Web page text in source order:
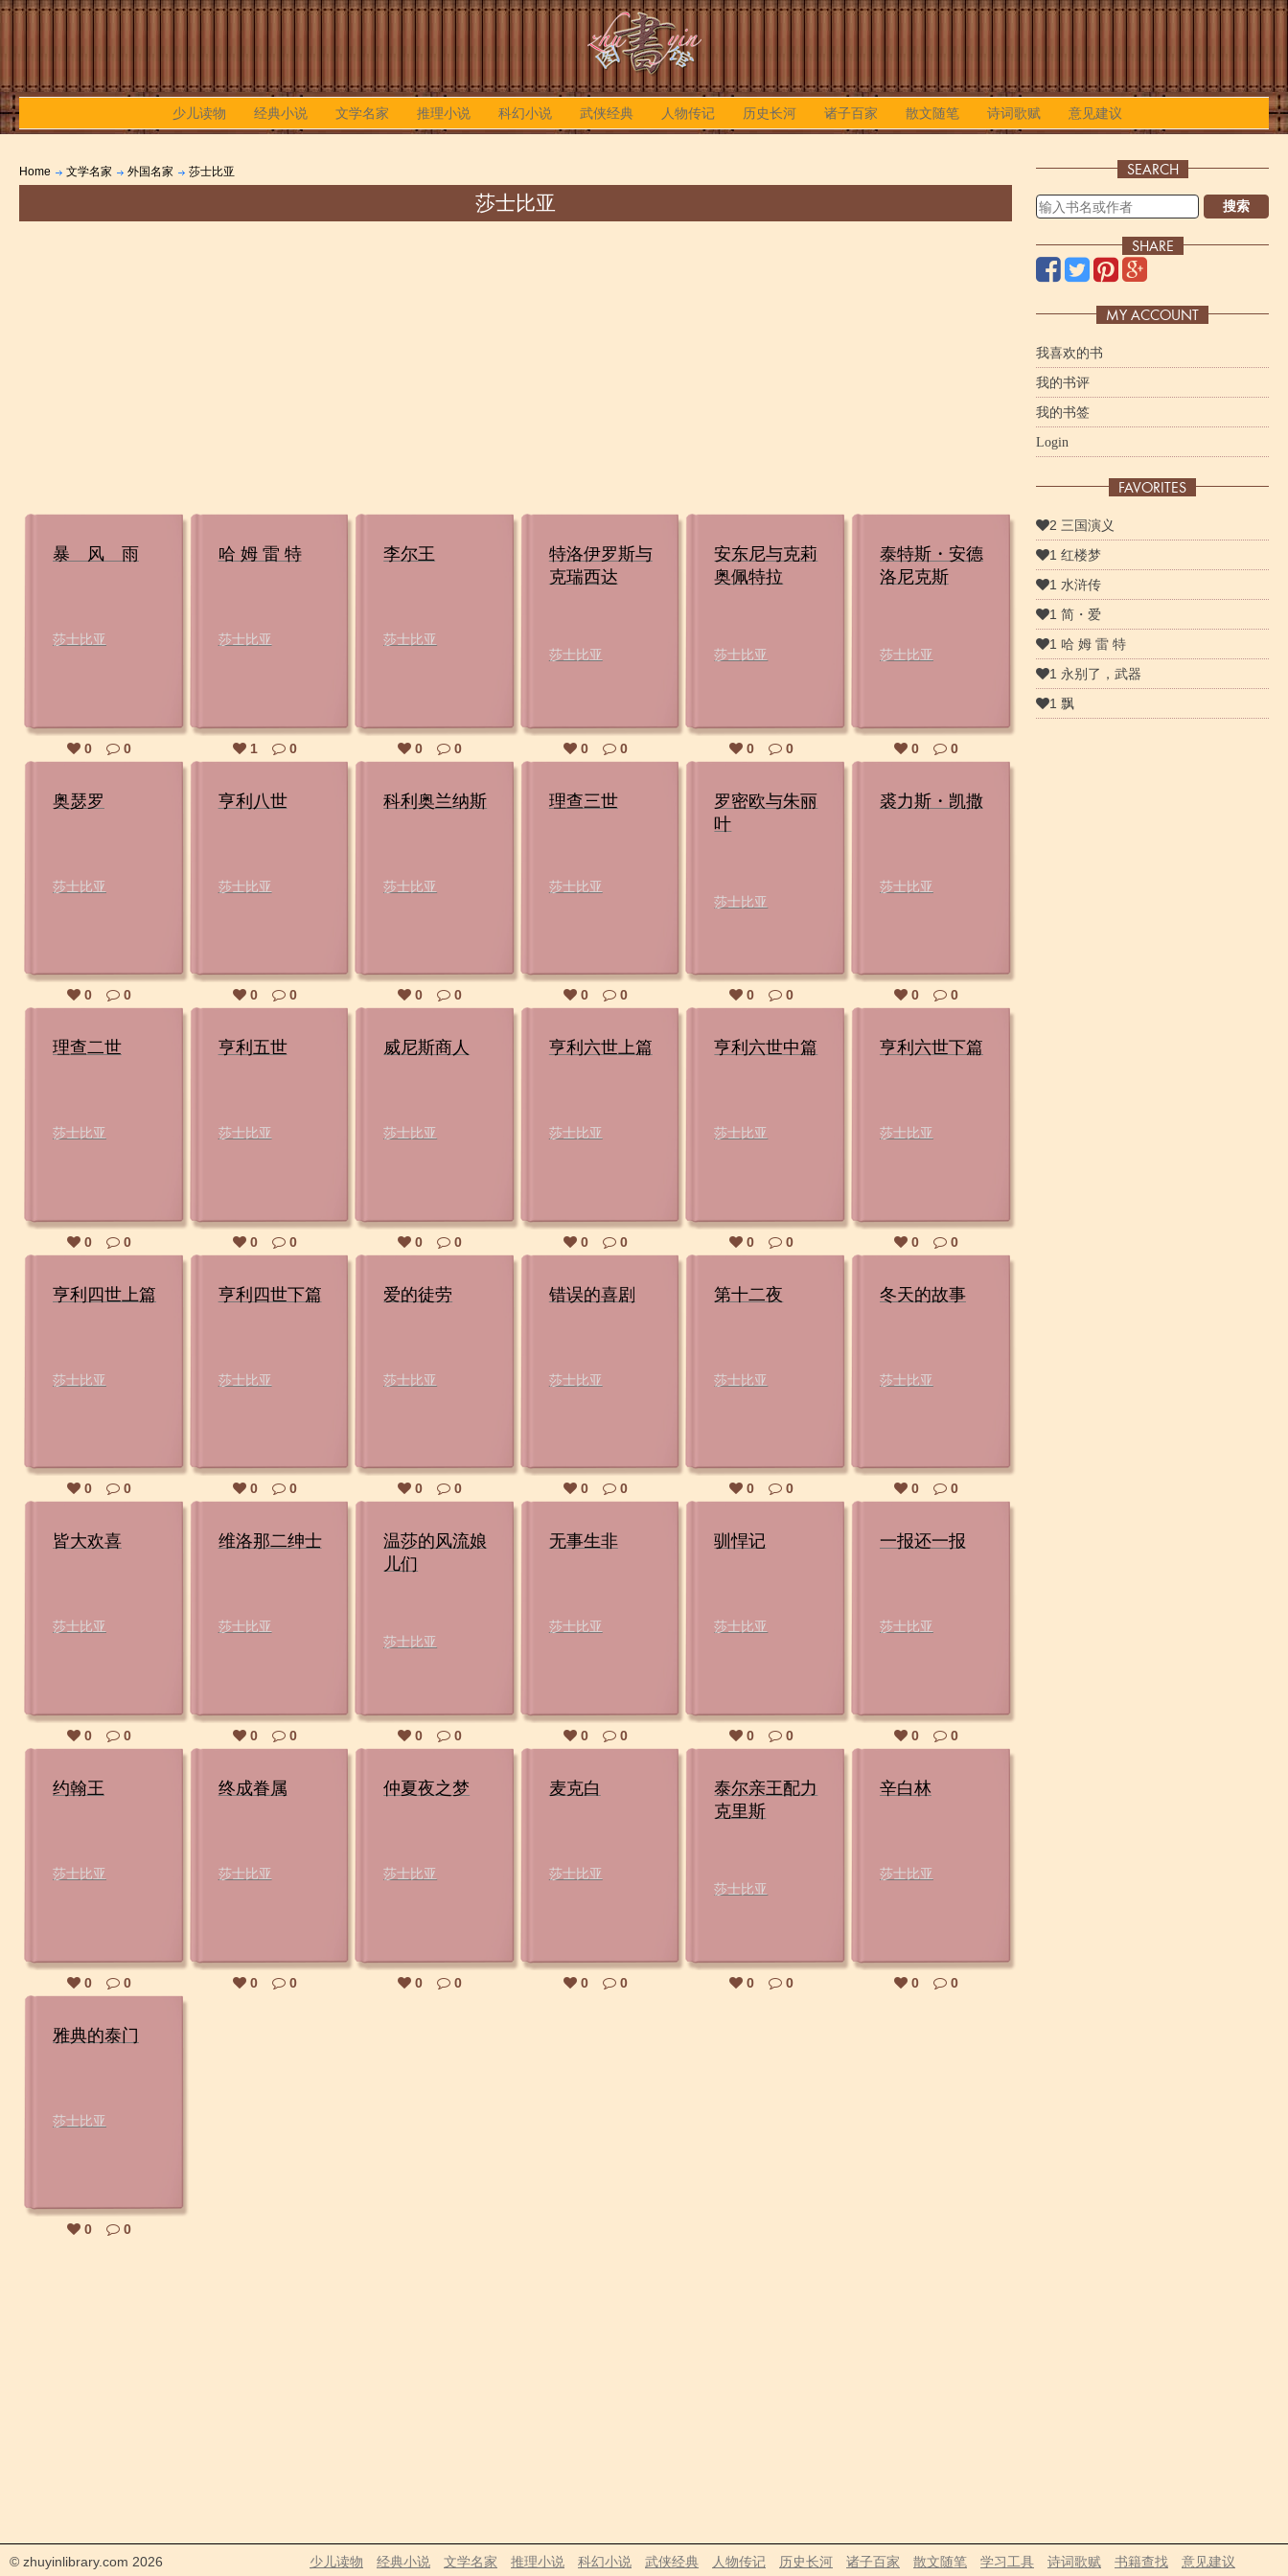
少儿读物 经典小说 文学名家 推理小说 科幻小说 武侠经典 人物传记 历史长河 诸子百家 散文随笔 诗词歌赋 意见建议
Home 文学名家 外国名家 莎士比亚
莎士比亚
暴 风 雨
莎士比亚
0 0
哈 姆 雷 特
莎士比亚
1 0
李尔王
莎士比亚
0 0
特洛伊罗斯与
克瑞西达
莎士比亚
0 0
安东尼与克莉
奥佩特拉
莎士比亚
0 0
泰特斯・安德
洛尼克斯
莎士比亚
0 0
奥瑟罗
莎士比亚
0 0
亨利八世
莎士比亚
0 0
科利奥兰纳斯
莎士比亚
0 0
理查三世
莎士比亚
0 0
罗密欧与朱丽
叶
莎士比亚
0 0
裘力斯・凯撒
莎士比亚
0 0
理查二世
莎士比亚
0 0
亨利五世
莎士比亚
0 0
威尼斯商人
莎士比亚
0 0
亨利六世上篇
莎士比亚
0 0
亨利六世中篇
莎士比亚
0 0
亨利六世下篇
莎士比亚
0 0
亨利四世上篇
莎士比亚
0 0
亨利四世下篇
莎士比亚
0 0
爱的徒劳
莎士比亚
0 0
错误的喜剧
莎士比亚
0 0
第十二夜
莎士比亚
0 0
冬天的故事
莎士比亚
0 0
皆大欢喜
莎士比亚
0 0
维洛那二绅士
莎士比亚
0 0
温莎的风流娘
儿们
莎士比亚
0 0
无事生非
莎士比亚
0 0
驯悍记
莎士比亚
0 0
一报还一报
莎士比亚
0 0
约翰王
莎士比亚
0 0
终成眷属
莎士比亚
0 0
仲夏夜之梦
莎士比亚
0 0
麦克白
莎士比亚
0 0
泰尔亲王配力
克里斯
莎士比亚
0 0
辛白林
莎士比亚
0 0
雅典的泰门
莎士比亚
0 0
SEARCH
搜索
SHARE
MY ACCOUNT
我喜欢的书
我的书评
我的书签
Login
FAVORITES
2 三国演义
1 红楼梦
1 水浒传
1 简・爱
1 哈 姆 雷 特
1 永别了，武器
1 飘
少儿读物 经典小说 文学名家 推理小说 科幻小说 武侠经典 人物传记 历史长河 诸子百家 散文随笔 学习工具 诗词歌赋 书籍查找 意见建议
© zhuyinlibrary.com 2026